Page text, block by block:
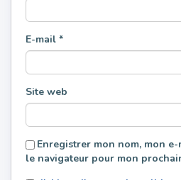
E-mail *
Site web
Enregistrer mon nom, mon
le navigateur pour mon